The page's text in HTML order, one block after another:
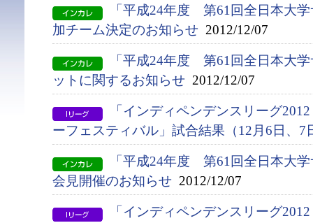
「平成24年度 第61回全日本大
加チーム決定のお知らせ 2012/12/07
「平成24年度 第61回全日本大
ットに関するお知らせ 2012/12/07
「インディペンデンスリーグ
ーフェスティバル」試合結果（12月6日、7
「平成24年度 第61回全日本大
会見開催のお知らせ 2012/12/07
「インディペンデンスリーグ